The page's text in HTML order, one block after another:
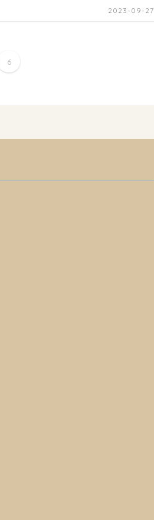
2023-09-27
6